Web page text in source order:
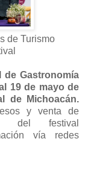
de Turismo
de Gastronomía
19 de mayo de
de Michoacán.
y venta de
del festival
vía redes